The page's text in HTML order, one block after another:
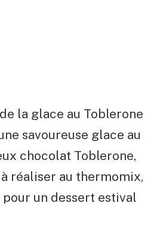
la glace au Toblerone
savoureuse glace au
chocolat Toblerone,
réaliser au thermomix,
un dessert estival